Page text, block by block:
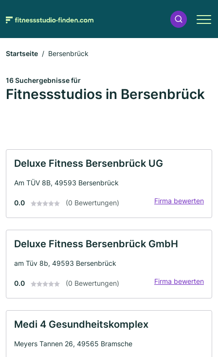
Startseite Bersenbrück
16 Suchergebnisse für
Fitnessstudios in Bersenbrück
Deluxe Fitness Bersenbrück UG
Am TÜV 8B, 49593 Bersenbrück
0.0 (0 Bewertungen) Firma bewerten
Deluxe Fitness Bersenbrück GmbH
am Tüv 8b, 49593 Bersenbrück
0.0 (0 Bewertungen) Firma bewerten
Medi 4 Gesundheitskomplex
Meyers Tannen 26, 49565 Bramsche